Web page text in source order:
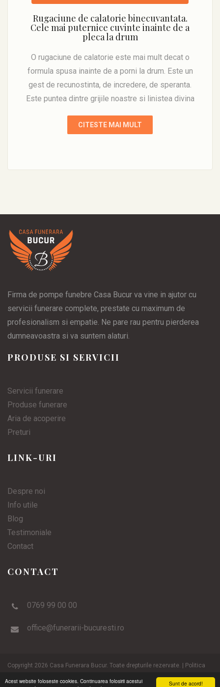
Sunt de acord!
Acest website foloseste cookies. Continuarea folosirii acestui
Rugaciune de calatorie binecuvantata.
Cele mai puternice cuvinte inainte de a
pleca la drum
O rugaciune de calatorie este mai mult decat o
formula spusa inainte de a porni la drum. Este un
gest de recunostinta, de incredere, de speranta.
Este puntea dintre grijile noastre si linistea divina
CITESTE MAI MULT
Firma de pompe funebre Casa Bucur va vine in ajutor cu
servicii funerare complete, prestate cu maximum de
profesionalism si empatie. Ne pare rau pentru pierderea
dumneavoastra si va suntem alaturi.
PRODUSE SI SERVICII
Servicii funerare
Produse funerare
Aria de acoperire
Preturi
LINK-URI
Despre noi
Info utile
Blog
Testimoniale
Contact
CONTACT
0769 99 00 00
office@funerarii-bucuresti.ro
Copyright 2026 Casa Funerara Bucur. Toate drepturile rezervate. | Politica
de utilizare cookie-uri